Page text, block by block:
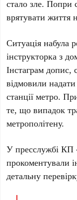
стало зле. Попри
врятувати життя
Ситуація набула
інструкторка з
Інстаграм
відмовили
станції метро.
те, що випадок
метрополітену.
У пресслужбіКП
прокоментували
детальну